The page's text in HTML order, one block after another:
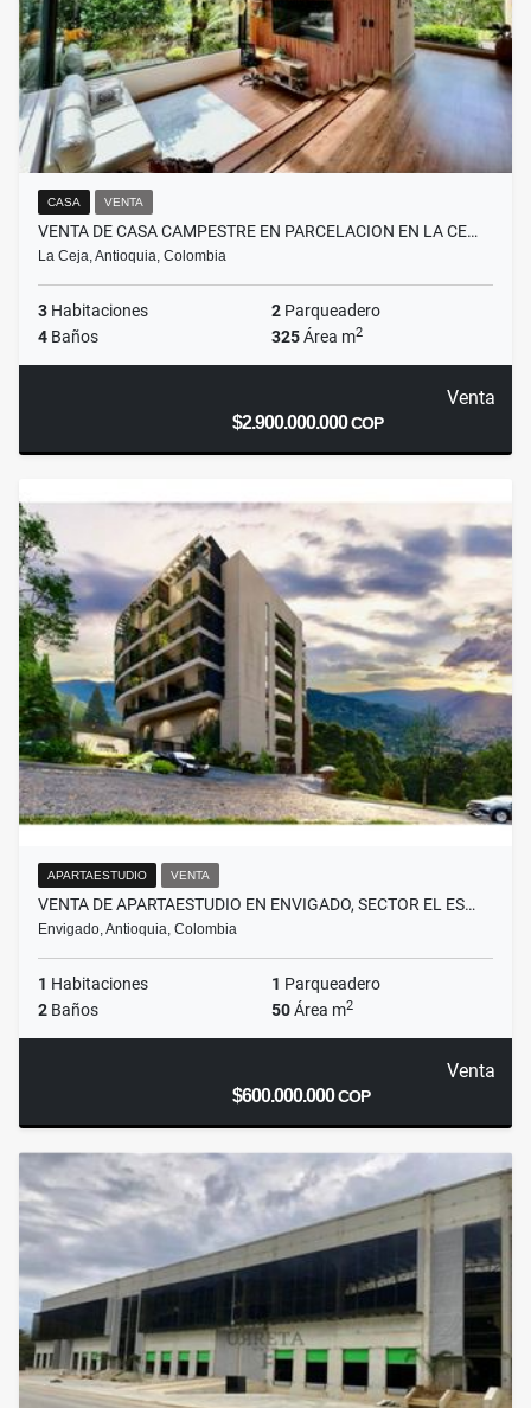
CASA VENTA
VENTA DE CASA CAMPESTRE EN PARCELACION EN LA CE…
La Ceja, Antioquia, Colombia
3 Habitaciones 2 Parqueadero
4 Baños 325Área m2
Venta
$2.900.000.000COP
APARTAESTUDIO VENTA
VENTA DE APARTAESTUDIO EN ENVIGADO, SECTOR EL ES…
Envigado, Antioquia, Colombia
1 Habitaciones 1 Parqueadero
2 Baños 50Área m2
Venta
$600.000.000COP